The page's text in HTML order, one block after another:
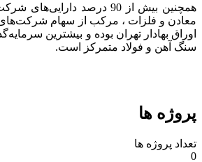
همچنین بیش از 90 درصد
معادن و فلزات ، مرکب از سهام
اوراق بهادار تهران بوده و بیشترین
سنگ آهن و فولاد متمرکز است.
پروژه ها
تعداد پروژه ها
0